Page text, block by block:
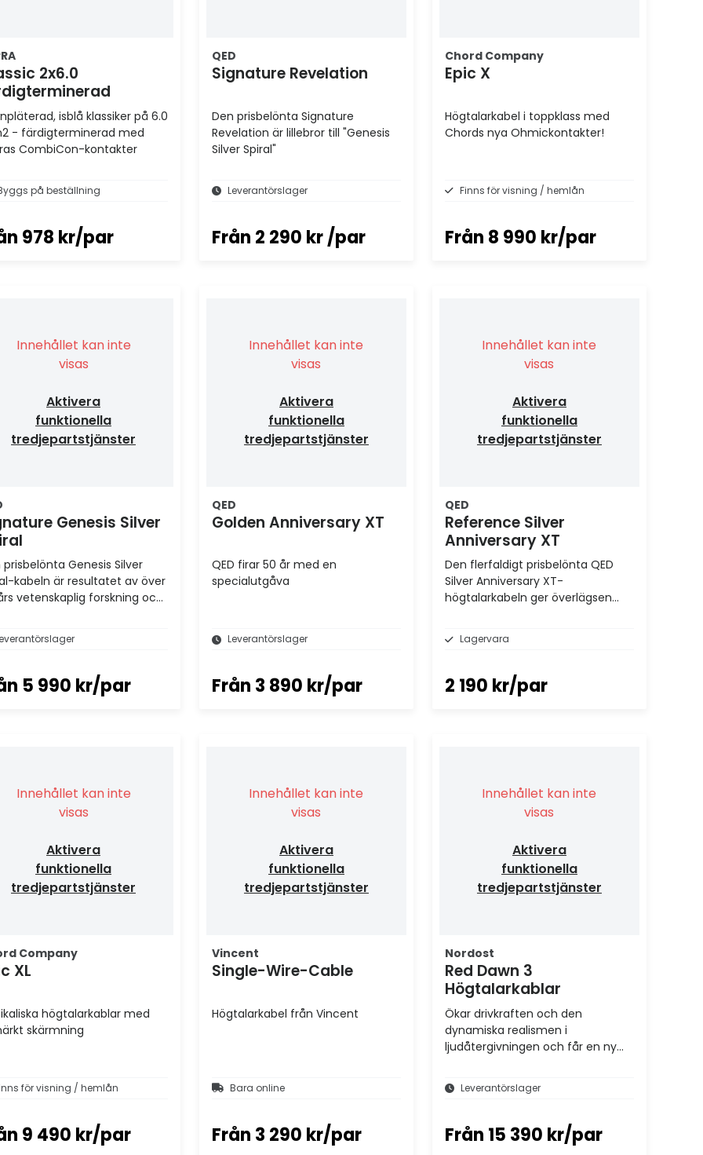
2x6.0
isblå klassiker på 6.0
- färdigterminerad med
CombiCon-kontakter
på beställning
978 kr/par
QED
Signature Revelation
Den prisbelönta Signature
Revelation är lillebror till "Genesis
Silver Spiral"
Leverantörslager
Från 2 290 kr /par
Chord Company
Epic X
Högtalarkabel i toppklass med
Chords nya Ohmickontakter!
Finns för visning / hemlån
Från 8 990 kr/par
Innehållet kan inte
visas
Aktivera
funktionella
tredjepartstjänster
Genesis Silver
prisbelönta Genesis Silver
kabeln är resultatet av över
vetenskaplig forskning och
5 990 kr/par
Innehållet kan inte
visas
Aktivera
funktionella
tredjepartstjänster
QED
Golden Anniversary XT
QED firar 50 år med en
specialutgåva
Leverantörslager
Från 3 890 kr/par
Innehållet kan inte
visas
Aktivera
funktionella
tredjepartstjänster
QED
Reference Silver
Anniversary XT
Den flerfaldigt prisbelönta QED
Silver Anniversary XT-
högtalarkabeln ger överlägsen
Lagervara
2 190 kr/par
Innehållet kan inte
visas
Aktivera
funktionella
tredjepartstjänster
Company
XL
högtalarkablar med
skärmning
för visning / hemlån
9 490 kr/par
Innehållet kan inte
visas
Aktivera
funktionella
tredjepartstjänster
Vincent
Single-Wire-Cable
Högtalarkabel från Vincent
Bara online
Från 3 290 kr/par
Innehållet kan inte
visas
Aktivera
funktionella
tredjepartstjänster
Nordost
Red Dawn 3
Högtalarkablar
Ökar drivkraften och den
dynamiska realismen i
ljudåtergivningen och får en ny
Leverantörslager
Från 15 390 kr/par